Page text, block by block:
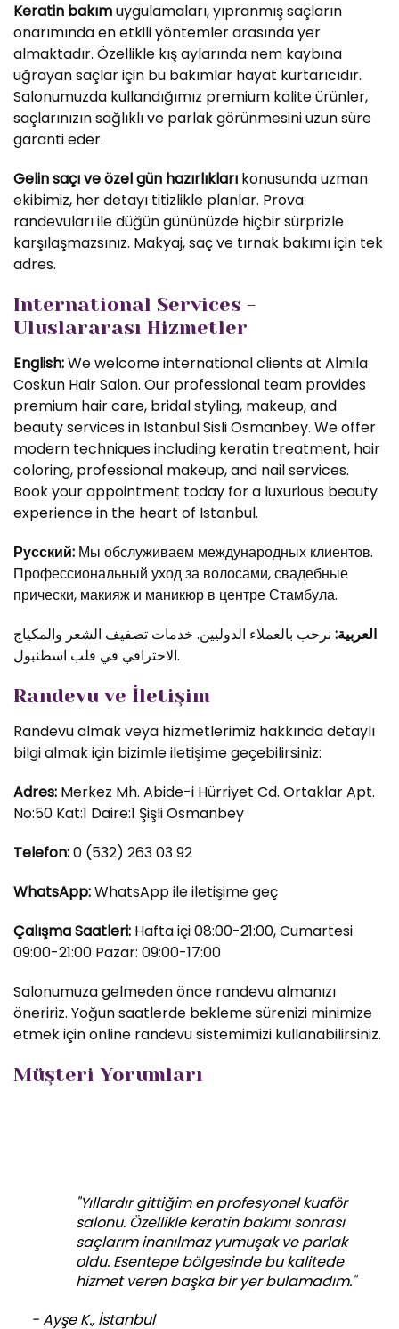
Keratin bakımuygulamaları, yıpranmış saçların
onarımında en etkili yöntemler arasında yer
almaktadır. Özellikle kış aylarında nem kaybına
uğrayan saçlar için bu bakımlar hayat kurtarıcıdır.
Salonumuzda kullandığımız premium kalite ürünler,
saçlarınızın sağlıklı ve parlak görünmesini uzun süre
garanti eder.
Gelin saçı ve özel gün hazırlıkları konusunda uzman
ekibimiz, her detayı titizlikle planlar. Prova
randevuları ile düğün gününüzde hiçbir sürprizle
karşılaşmazsınız. Makyaj, saç ve tırnak bakımı için tek
adres.
International Services -
Uluslararası Hizmetler
English:We welcome international clients at Almila
Coskun Hair Salon. Our professional team provides
premium hair care, bridal styling, makeup, and
beauty services in Istanbul Sisli Osmanbey. We offer
modern techniques including keratin treatment, hair
coloring, professional makeup, and nail services.
Book your appointment today for a luxurious beauty
experience in the heart of Istanbul.
Русский: Мы обслуживаем международных клиентов.
Профессиональный уход за волосами, свадебные
прически, макияж и маникюр в центре Стамбула.
العربية: نرحب بالعملاء الدوليين. خدمات تصفيف الشعر والمكياج
الاحترافي في قلب اسطنبول.
Randevu ve İletişim
Randevu almak veya hizmetlerimiz hakkında detaylı
bilgi almak için bizimle iletişime geçebilirsiniz:
Adres: Merkez Mh. Abide-i Hürriyet Cd. Ortaklar Apt.
No:50 Kat:1 Daire:1 Şişli Osmanbey
Telefon:0 (532) 263 03 92
WhatsApp:WhatsApp ile iletişime geç
Çalışma Saatleri: Hafta içi 08:00-21:00, Cumartesi
09:00-21:00 Pazar: 09:00-17:00
Salonumuza gelmeden önce randevu almanızı
öneririz. Yoğun saatlerde bekleme sürenizi minimize
etmek için online randevu sistemimizi kullanabilirsiniz.
Müşteri Yorumları
"Yıllardır gittiğim en profesyonel kuaför
salonu. Özellikle keratin bakımı sonrası
saçlarım inanılmaz yumuşak ve parlak
oldu. Esentepe bölgesinde bu kalitede
hizmet veren başka bir yer bulamadım."
- Ayşe K., İstanbul